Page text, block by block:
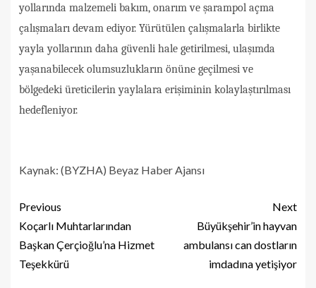
yollarında malzemeli bakım, onarım ve şarampol açma
çalışmaları devam ediyor. Yürütülen çalışmalarla birlikte
yayla yollarının daha güvenli hale getirilmesi, ulaşımda
yaşanabilecek olumsuzlukların önüne geçilmesi ve
bölgedeki üreticilerin yaylalara erişiminin kolaylaştırılması
hedefleniyor.
Kaynak: (BYZHA) Beyaz Haber Ajansı
Previous
Koçarlı Muhtarlarından
Başkan Çerçioğlu’na Hizmet
Teşekkürü
Next
Büyükşehir’in hayvan
ambulansı can dostların
imdadına yetişiyor